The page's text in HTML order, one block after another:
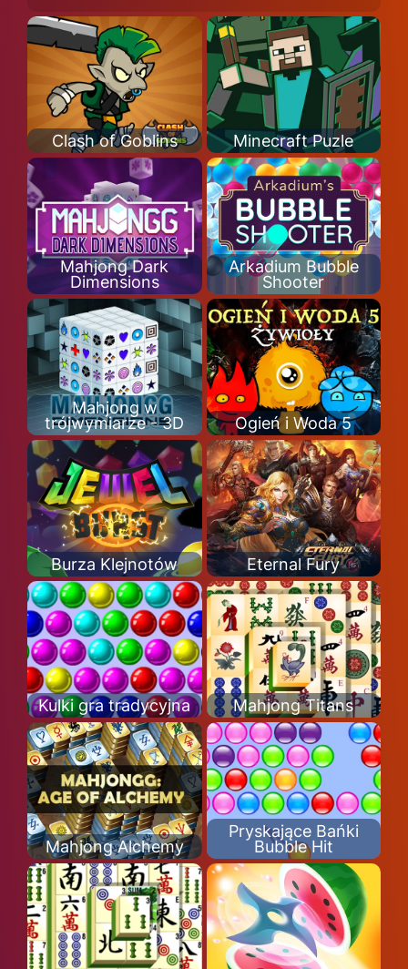
Clash of Goblins Minecraft Puzle
Mahjong Dark
Dimensions
Arkadium Bubble
Shooter
Mahjong w
trójwymiarze - 3D
Ogień i Woda 5
Burza Klejnotów Eternal Fury
Kulki gra tradycyjna Mahjong Titans
Mahjong Alchemy
Pryskające Bańki
Bubble Hit